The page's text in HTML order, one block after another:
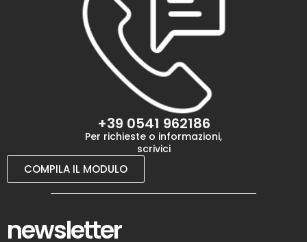
+39 0541 962186
Per richieste o informazioni,
scrivici
COMPILA IL MODULO
newsletter